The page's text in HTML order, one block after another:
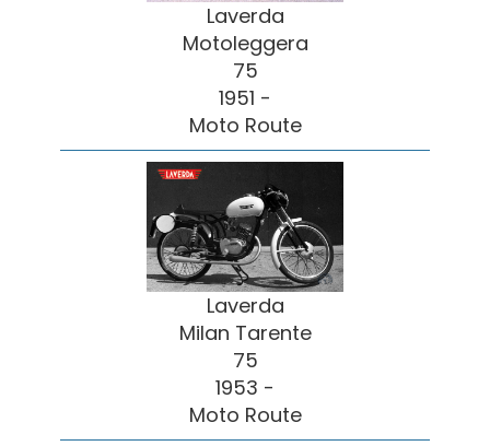
Laverda
Motoleggera
75
1951 -
Moto Route
Laverda
Milan Tarente
75
1953 -
Moto Route